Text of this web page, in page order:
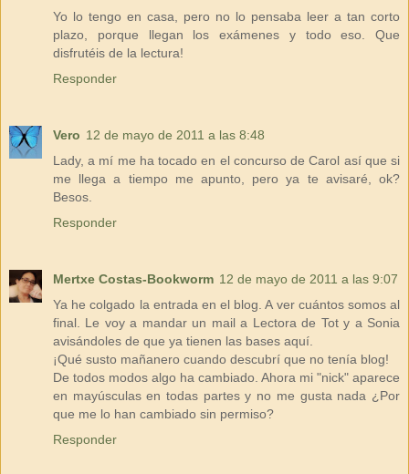
Yo lo tengo en casa, pero no lo pensaba leer a tan corto
plazo, porque llegan los exámenes y todo eso. Que
disfrutéis de la lectura!
Responder
Vero 12 de mayo de 2011 a las 8:48
Lady, a mí me ha tocado en el concurso de Carol así que si
me llega a tiempo me apunto, pero ya te avisaré, ok?
Besos.
Responder
Mertxe Costas-Bookworm 12 de mayo de 2011 a las 9:07
Ya he colgado la entrada en el blog. A ver cuántos somos al
final. Le voy a mandar un mail a Lectora de Tot y a Sonia
avisándoles de que ya tienen las bases aquí.
¡Qué susto mañanero cuando descubrí que no tenía blog!
De todos modos algo ha cambiado. Ahora mi "nick" aparece
en mayúsculas en todas partes y no me gusta nada ¿Por
que me lo han cambiado sin permiso?
Responder